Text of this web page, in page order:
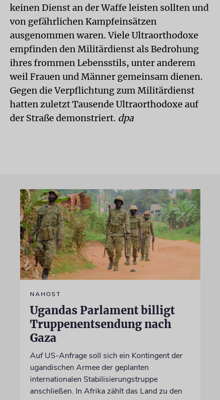
keinen Dienst an der Waffe leisten sollten und
von gefährlichen Kampfeinsätzen
ausgenommen waren. Viele Ultraorthodoxe
empfinden den Militärdienst als Bedrohung
ihres frommen Lebensstils, unter anderem
weil Frauen und Männer gemeinsam dienen.
Gegen die Verpflichtung zum Militärdienst
hatten zuletzt Tausende Ultraorthodoxe auf
der Straße demonstriert. dpa
NAHOST
Ugandas Parlament billigt
Truppenentsendung nach
Gaza
Auf US-Anfrage soll sich ein Kontingent der
ugandischen Armee der geplanten
internationalen Stabilisierungstruppe
anschließen. In Afrika zählt das Land zu den